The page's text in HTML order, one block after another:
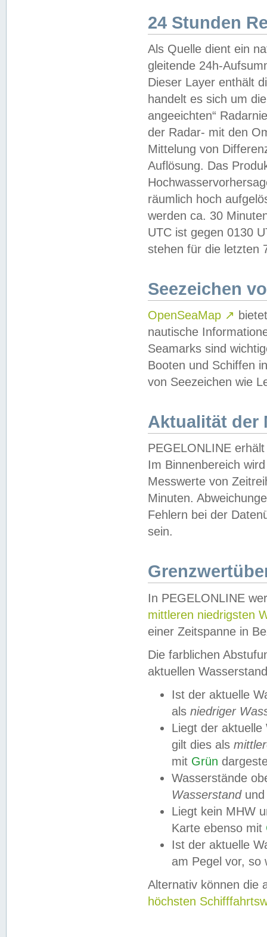
24 Stunden
Als Quelle dient ein
gleitende 24h-
Dieser Layer enthält
handelt es sich um
angeeichten“
der Radar- mit den
Mittelung von
Auflösung. Das
räumlich hoch
werden ca. 30
UTC ist gegen 0130
stehen für die letzten
Seezeichen
OpenSeaMap ↗
nautische
Seamarks sind
Booten und Schiffen
von Seezeichen wie
Aktualität der
PEGELONLINE
Im Binnenbereich
Messwerte von
Minuten.
Fehlern bei der
sein.
In PEGELONLINE
mittleren niedrigsten
einer Zeitspanne in
Die farblichen
aktuellen
Ist der aktuelle
als niedriger
Liegt der
gilt dies als
mit Grün
Wasserstände
Wasserstandund
Liegt kein MHW
Karte ebenso mit
Ist der aktuelle
am Pegel vor,
Alternativ können die
höchsten